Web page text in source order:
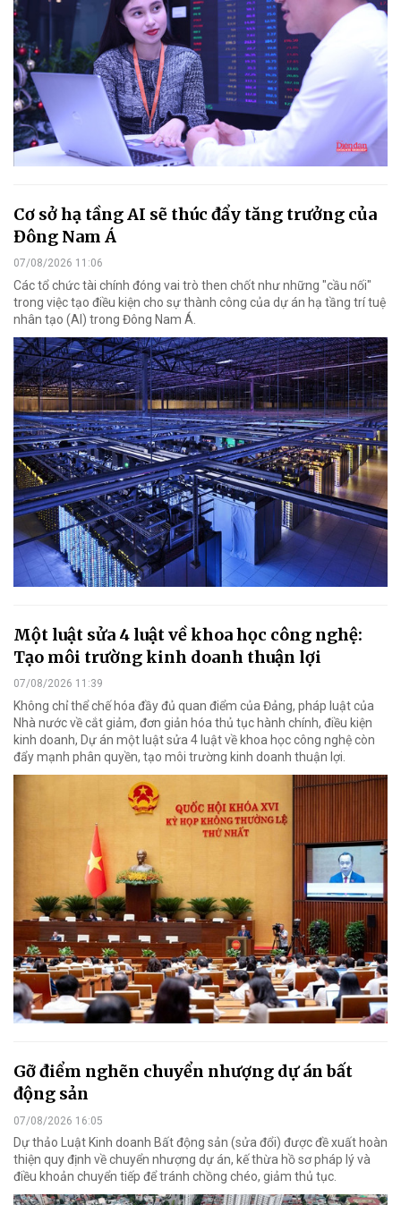
Cơ sở hạ tầng AI sẽ thúc đẩy tăng trưởng của
Đông Nam Á
07/08/2026 11:06
Các tổ chức tài chính đóng vai trò then chốt như những "cầu nối"
trong việc tạo điều kiện cho sự thành công của dự án hạ tầng trí tuệ
nhân tạo (AI) trong Đông Nam Á.
Một luật sửa 4 luật về khoa học công nghệ:
Tạo môi trường kinh doanh thuận lợi
07/08/2026 11:39
Không chỉ thể chế hóa đầy đủ quan điểm của Đảng, pháp luật của
Nhà nước về cắt giảm, đơn giản hóa thủ tục hành chính, điều kiện
kinh doanh, Dự án một luật sửa 4 luật về khoa học công nghệ còn
đẩy mạnh phân quyền, tạo môi trường kinh doanh thuận lợi.
Gỡ điểm nghẽn chuyển nhượng dự án bất
động sản
07/08/2026 16:05
Dự thảo Luật Kinh doanh Bất động sản (sửa đổi) được đề xuất hoàn
thiện quy định về chuyển nhượng dự án, kế thừa hồ sơ pháp lý và
điều khoản chuyển tiếp để tránh chồng chéo, giảm thủ tục.